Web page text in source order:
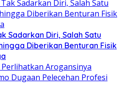
Sadarkan Diri, Salah Satu
Diberikan Benturan Fisik